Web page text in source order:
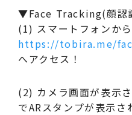
▼Face Tracking(顔認
(1) スマートフォンから
https://tobira.me/
へアクセス！
(2) カメラ画面が表示
でARスタンプが表示さ